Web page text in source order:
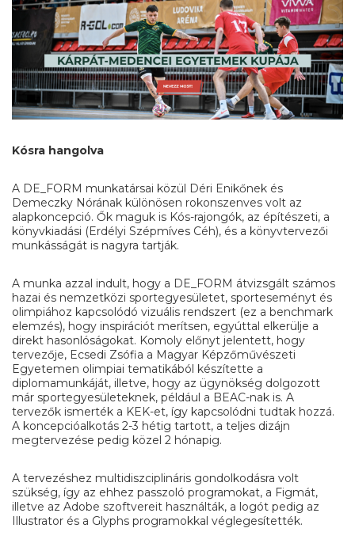
Kósra hangolva
A DE_FORM munkatársai közül Déri Enikőnek és
Demeczky Nórának különösen rokonszenves volt az
alapkoncepció. Ők maguk is Kós-rajongók, az építészeti, a
könyvkiadási (Erdélyi Szépmíves Céh), és a könyvtervezői
munkásságát is nagyra tartják.
A munka azzal indult, hogy a DE_FORM átvizsgált számos
hazai és nemzetközi sportegyesületet, sporteseményt és
olimpiához kapcsolódó vizuális rendszert (ez a benchmark
elemzés), hogy inspirációt merítsen, egyúttal elkerülje a
direkt hasonlóságokat. Komoly előnyt jelentett, hogy
tervezője, Ecsedi Zsófia a Magyar Képzőművészeti
Egyetemen olimpiai tematikából készítette a
diplomamunkáját, illetve, hogy az ügynökség dolgozott
már sportegyesületeknek, például a BEAC-nak is. A
tervezők ismerték a KEK-et, így kapcsolódni tudtak hozzá.
A koncepcióalkotás 2-3 hétig tartott, a teljes dizájn
megtervezése pedig közel 2 hónapig.
A tervezéshez multidiszciplináris gondolkodásra volt
szükség, így az ehhez passzoló programokat, a Figmát,
illetve az Adobe szoftvereit használták, a logót pedig az
Illustrator és a Glyphs programokkal véglegesítették.